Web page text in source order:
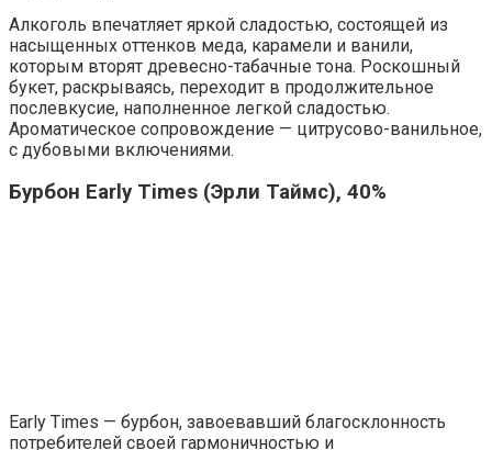
Алкоголь впечатляет яркой сладостью, состоящей из
насыщенных оттенков меда, карамели и ванили,
которым вторят древесно-табачные тона. Роскошный
букет, раскрываясь, переходит в продолжительное
послевкусие, наполненное легкой сладостью.
Ароматическое сопровождение — цитрусово-ванильное,
с дубовыми включениями.
Бурбон Early Times (Эрли Таймс), 40%
Early Times — бурбон, завоевавший благосклонность
потребителей своей гармоничностью и